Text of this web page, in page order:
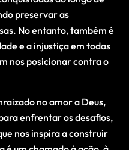
preservar as
No entanto, também é
e a injustiça em todas
nos posicionar contra o
no amor a Deus,
enfrentar os desafios,
nos inspira a construir